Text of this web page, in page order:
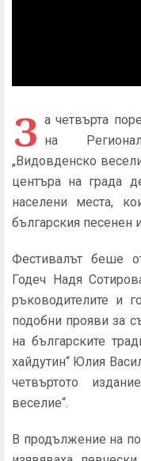
З а четвърта
на
„Видовденско
центъра на града
населени места,
българския песенен
Фестивалът беше
Годеч Надя
ръководителите и
подобни прояви за
на българските
хайдутин“ Юлия
четвъртото
веселие“.
В продължение на